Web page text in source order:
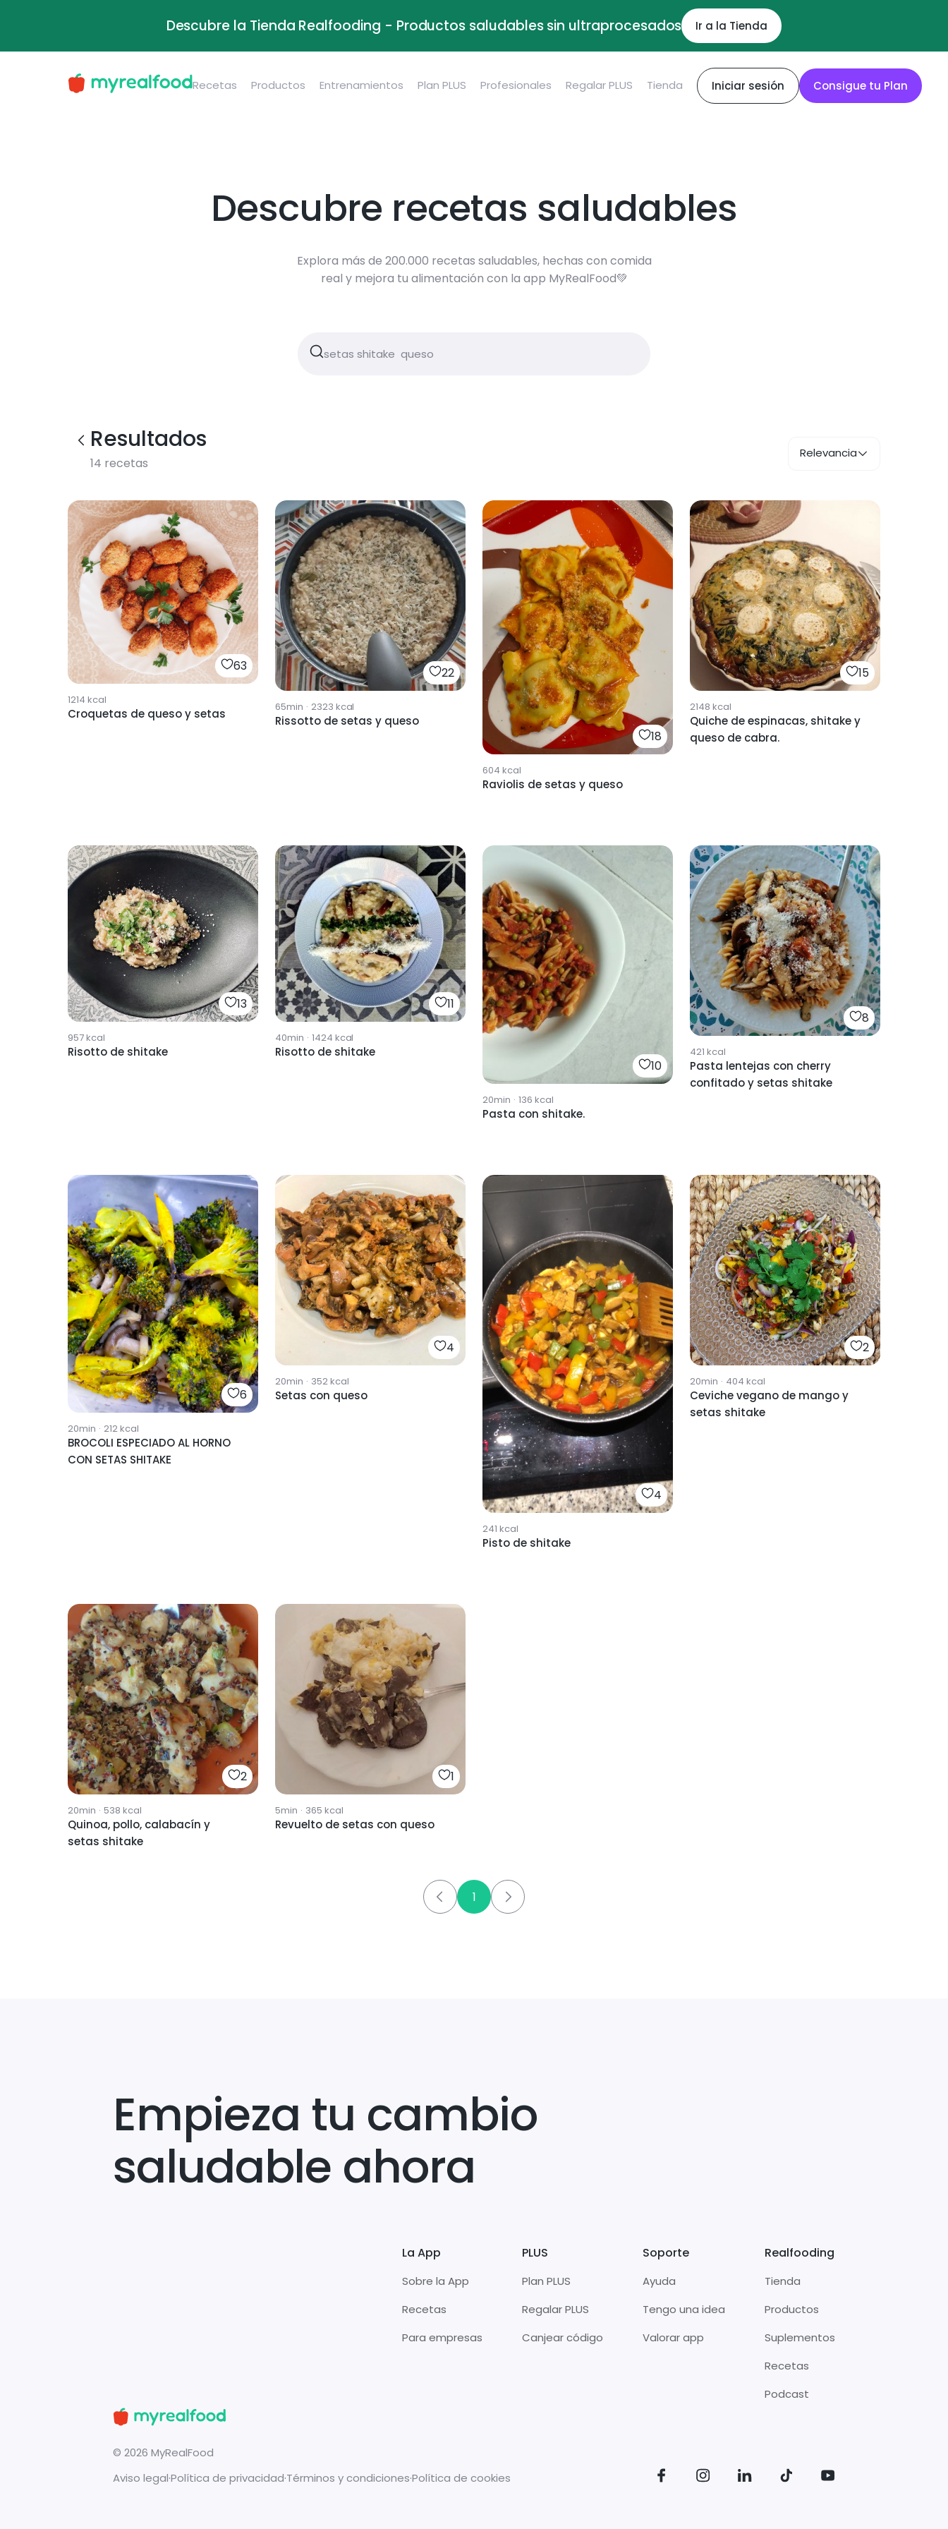
Descubre la Tienda Realfooding - Productos saludables sin ultraprocesados Ir a la Tienda
Recetas Productos Entrenamientos Plan PLUS Profesionales Regalar PLUS Tienda Iniciar sesión Consigue tu Plan
Descubre recetas saludables
Explora más de 200.000 recetas saludables, hechas con comida
real y mejora tu alimentación con la app MyRealFood💚
Resultados
14 recetas
Relevancia
63
1214 kcal
Croquetas de queso y setas
22
65min · 2323 kcal
Rissotto de setas y queso
18
604 kcal
Raviolis de setas y queso
15
2148 kcal
Quiche de espinacas, shitake y
queso de cabra.
13
957kcal
Risotto de shitake
11
40min · 1424 kcal
Risotto de shitake
10
20min · 136 kcal
Pasta con shitake.
8
421 kcal
Pasta lentejas con cherry
confitado y setas shitake
6
20min · 212kcal
BROCOLI ESPECIADO AL HORNO
CON SETAS SHITAKE
4
20min · 352kcal
Setas con queso
4
241 kcal
Pisto de shitake
2
20min · 404 kcal
Ceviche vegano de mango y
setas shitake
2
20min · 538 kcal
Quinoa, pollo, calabacín y
setas shitake
1
5min · 365 kcal
Revuelto de setas con queso
1
Empieza tu cambio
saludable ahora
La App
Sobre la App
Recetas
Para empresas
PLUS
Plan PLUS
Regalar PLUS
Canjear código
Soporte
Ayuda
Tengo una idea
Valorar app
Realfooding
Tienda
Productos
Suplementos
Recetas
Podcast
© 2026 MyRealFood
Aviso legal·Política de privacidad·Términos y condiciones·Política de cookies